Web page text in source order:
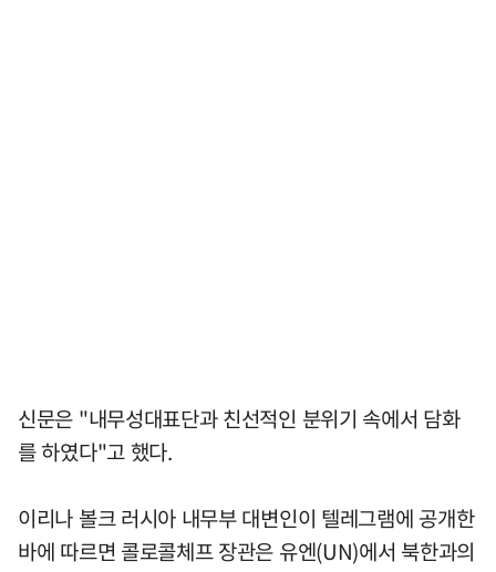
신문은 "내무성대표단과 친선적인 분위기 속에서 담화
를 하였다"고 했다.
이리나 볼크 러시아 내무부 대변인이 텔레그램에 공개한
바에 따르면 콜로콜체프 장관은 유엔(UN)에서 북한과의